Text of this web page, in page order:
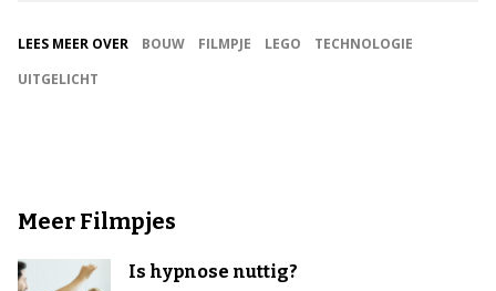
LEES MEER OVER BOUW FILMPJE LEGO
TECHNOLOGIE
UITGELICHT
Meer Filmpjes
Is hypnose nuttig?